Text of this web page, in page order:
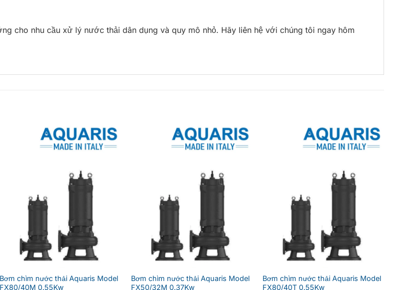
cho nhu cầu xử lý nước thải dân dụng và quy mô nhỏ. Hãy liên hệ với chúng tôi ngay hôm
Bơm chìm nước thải Aquaris Model
FX80/40M 0.55Kw
Bơm chìm nước thải Aquaris Model
FX50/32M 0.37Kw
Bơm chìm nước thải Aquaris Model
FX80/40T 0.55Kw